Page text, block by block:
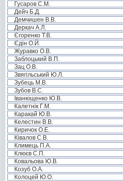
Гусаров С.М.
Дейч Б.Д.
Демчишен В.В.
Деркач А.Л.
Єгоренко Т.В.
Єдін О.Й.
Журавко О.В.
Заблоцький В.П.
Зац О.В.
Звягільський Ю.Л.
Зубець М.В.
Зубов В.С.
Іванющенко Ю.В.
Калетнік Г.М.
Каракай Ю.В.
Келестин В.В.
Киричок О.Е.
Ківалов С.В.
Климець П.А.
Клюєв С.П.
Ковальова Ю.В.
Козуб О.А.
Колоцей Ю.О.